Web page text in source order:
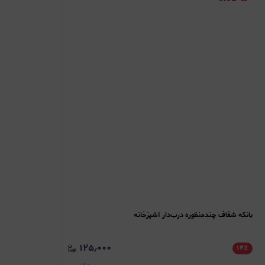
بانکه شفاف چندمنظوره درب‌دار آشپزخانه
۱۴٪ ۱۲۵٫۰۰۰